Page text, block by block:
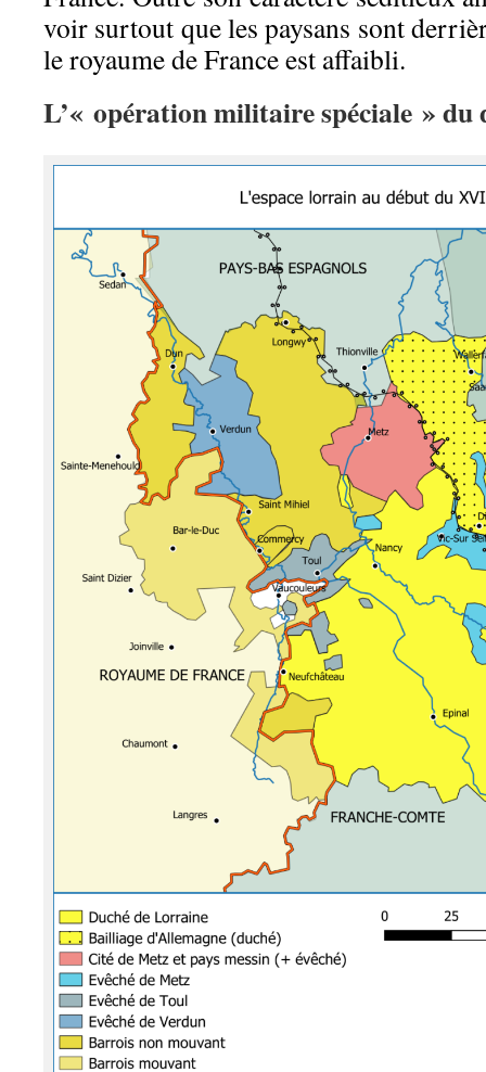
voir surtout que les paysans sont
le royaume de France est affaibli.
L’« opération militaire spéciale » du